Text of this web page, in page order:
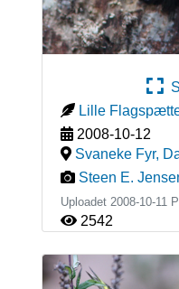
Lille
2008-10-12
Svaneke Fyr,
Steen E.
Uploadet 2008-10-11
2542